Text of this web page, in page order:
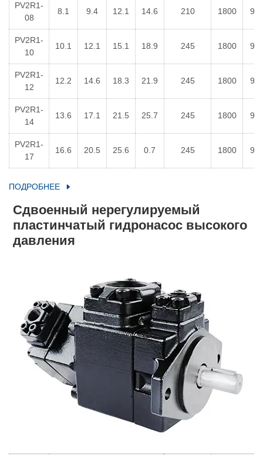
PV2R1-
08
8.1 9.4 12.1 14.6 210 1800
PV2R1-
10
10.1 12.1 15.1 18.9 245 1800
PV2R1-
12
12.2 14.6 18.3 21.9 245 1800
PV2R1-
14
13.6 17.1 21.5 25.7 245 1800
PV2R1-
17
16.6 20.5 25.6 0.7 245 1800
ПОДРОБНЕЕ
Сдвоенный нерегулируемый
пластинчатый гидронасос высокого
давления